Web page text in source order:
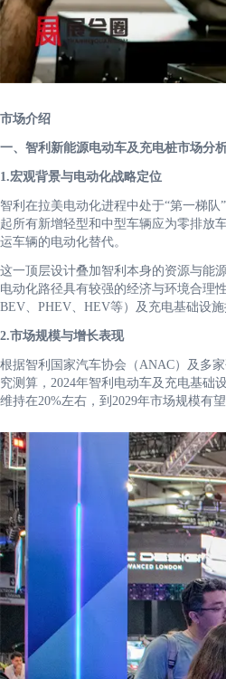
市场介绍
一、智利新能源电动车及充电桩市场分
1.宏观背景与电动化战略定位
智利在拉美电动化进程中处于“第一梯
起所有新增轻型和中型车辆应为零排放
运车辆的电动化替代。
这一顶层设计叠加智利本身的资源与能
电动化路径具有较强的经济与环境合理
BEV、PHEV、HEV等）及充电基础设
2.市场规模与增长表现
根据智利国家汽车协会（ANAC）及多
究测算，2024年智利电动车及充电基础
维持在20%左右，到2029年市场规模有望